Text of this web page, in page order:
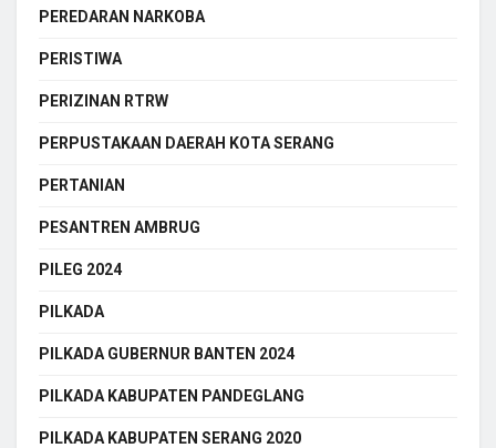
PEREDARAN NARKOBA
PERISTIWA
PERIZINAN RTRW
PERPUSTAKAAN DAERAH KOTA SERANG
PERTANIAN
PESANTREN AMBRUG
PILEG 2024
PILKADA
PILKADA GUBERNUR BANTEN 2024
PILKADA KABUPATEN PANDEGLANG
PILKADA KABUPATEN SERANG 2020